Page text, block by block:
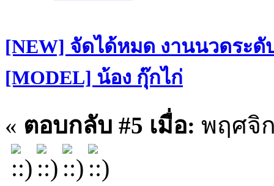
[NEW] จัดได้หมด งานนวดระดั
[MODEL] น้อง กุ๊กไก่
« ตอบกลับ #5 เมื่อ: พฤศจิก